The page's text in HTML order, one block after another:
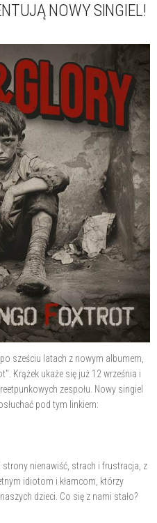
NOWY SINGIEL!
sześciu latach z nowym albumem,
Krążek ukaże się już 12 września i
zespołu. Nowy singiel
pod tym linkiem:
strony nienawiść, strach i frustracja, z
idiotom i kłamcom, którzy
dzieci. Co się z nami stało?